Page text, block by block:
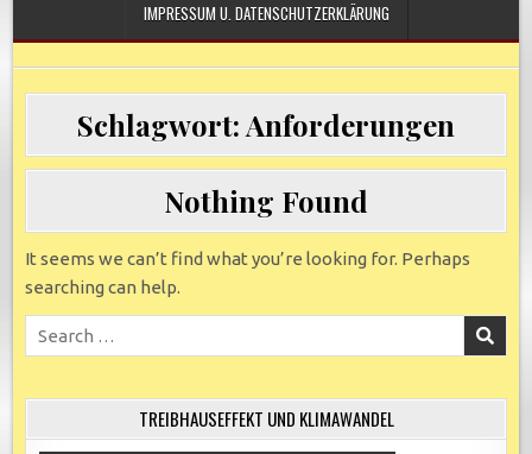
IMPRESSUM U. DATENSCHUTZERKLÄRUNG
Schlagwort:Anforderungen
Nothing Found
It seems we can’t find what you’re looking for. Perhaps
searching can help.
Search
for:
TREIBHAUSEFFEKT UND KLIMAWANDEL